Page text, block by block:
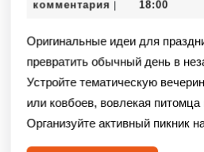
комментария | 18:00
Оригинальные идеи для праздника питомца способны
превратить обычный день в
Устройте тематическую
или ковбоев, вовлекая питомца
Организуйте активный пикник